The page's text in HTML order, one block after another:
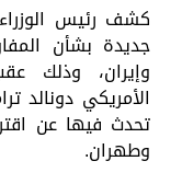
كشف رئيس الوزراء
جديدة بشأن
وإيران، وذلك
الأمريكي دونالد
تحدث فيها عن
وطهران.